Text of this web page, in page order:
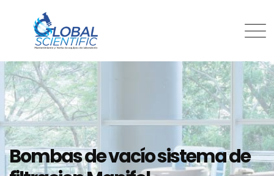
Bombas de vacío sistema de